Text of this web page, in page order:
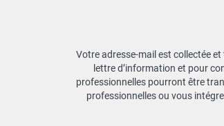
Votre adresse-mail est collectée
lettre d’information et pour
professionnelles pourront être
professionnelles ou vous